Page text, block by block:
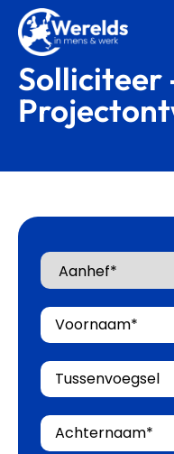
Solliciteer
Aanhef
Voornaam
Tussenvoegsel
Achternaam